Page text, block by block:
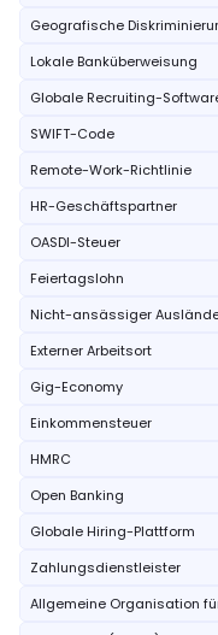
Geografische
Lokale Banküberweisung
Globale Recruiting-
SWIFT-Code
Remote-Work-Richtlinie
HR-Geschäftspartner
OASDI-Steuer
Feiertagslohn
Nicht-ansässiger
Externer Arbeitsort
Gig-Economy
Einkommensteuer
HMRC
Open Banking
Globale Hiring-Plattform
Zahlungsdienstleister
Allgemeine Organisation